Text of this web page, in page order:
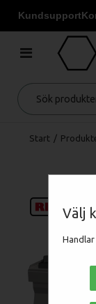
Kundsupport
Välj
Start /